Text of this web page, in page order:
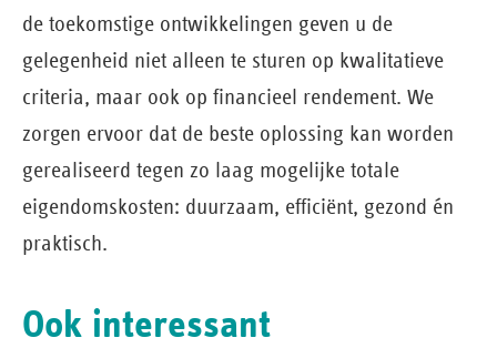
de toekomstige ontwikkelingen geven u de
gelegenheid niet alleen te sturen op kwalitatieve
criteria, maar ook op financieel rendement. We
zorgen ervoor dat de beste oplossing kan worden
gerealiseerd tegen zo laag mogelijke totale
eigendomskosten: duurzaam, efficiënt, gezond én
praktisch.
Ook interessant